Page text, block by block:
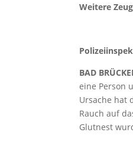
Weitere
BAD
eine Person
Ursache hat
Rauch auf
Glutnest